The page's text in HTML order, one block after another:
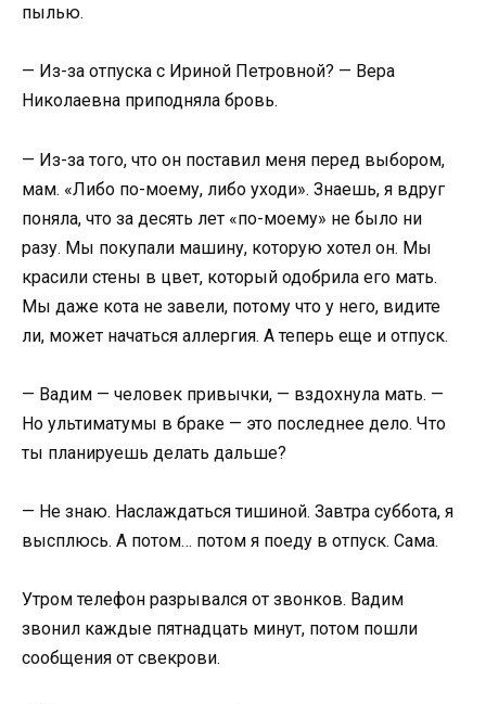
пылью.
— Из-за отпуска с Ириной Петровной? — Вера
Николаевна приподняла бровь.
— Из-за того, что он поставил меня перед выбором,
мам. «Либо по-моему, либо уходи». Знаешь, я вдруг
поняла, что за десять лет «по-моему» не было ни
разу. Мы покупали машину, которую хотел он. Мы
красили стены в цвет, который одобрила его мать.
Мы даже кота не завели, потому что у него, видите
ли, может начаться аллергия. А теперь еще и отпуск.
— Вадим — человек привычки, — вздохнула мать. —
Но ультиматумы в браке — это последнее дело. Что
ты планируешь делать дальше?
— Не знаю. Наслаждаться тишиной. Завтра суббота, я
высплюсь. А потом… потом я поеду в отпуск. Сама.
Утром телефон разрывался от звонков. Вадим
звонил каждые пятнадцать минут, потом пошли
сообщения от свекрови.